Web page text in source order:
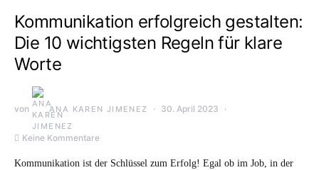
Kommunikation erfolgreich gestalten:
Die 10 wichtigsten Regeln für klare
Worte
von ANA KAREN JIMENEZ 30. April 2023
Keine Kommentare
Kommunikation ist der Schlüssel zum Erfolg! Egal ob im Job, in der